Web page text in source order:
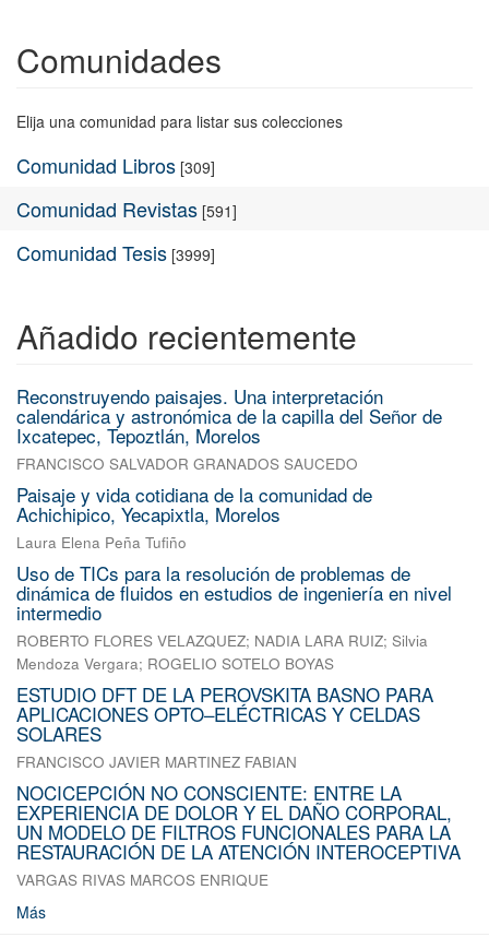
Comunidades
Elija una comunidad para listar sus colecciones
Comunidad Libros [309]
Comunidad Revistas [591]
Comunidad Tesis [3999]
Añadido recientemente
Reconstruyendo paisajes. Una interpretación
calendárica y astronómica de la capilla del Señor de
Ixcatepec, Tepoztlán, Morelos
FRANCISCO SALVADOR GRANADOS SAUCEDO
Paisaje y vida cotidiana de la comunidad de
Achichipico, Yecapixtla, Morelos
Laura Elena Peña Tufiño
Uso de TICs para la resolución de problemas de
dinámica de fluidos en estudios de ingeniería en nivel
intermedio
ROBERTO FLORES VELAZQUEZ; NADIA LARA RUIZ; Silvia
Mendoza Vergara; ROGELIO SOTELO BOYAS
ESTUDIO DFT DE LA PEROVSKITA BASNO PARA
APLICACIONES OPTO–ELÉCTRICAS Y CELDAS
SOLARES
FRANCISCO JAVIER MARTINEZ FABIAN
NOCICEPCIÓN NO CONSCIENTE: ENTRE LA
EXPERIENCIA DE DOLOR Y EL DAÑO CORPORAL,
UN MODELO DE FILTROS FUNCIONALES PARA LA
RESTAURACIÓN DE LA ATENCIÓN INTEROCEPTIVA
VARGAS RIVAS MARCOS ENRIQUE
Más